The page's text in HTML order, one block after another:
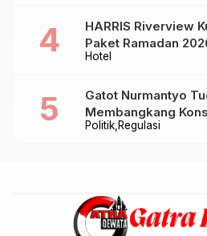
Hotel
HARRIS Riverview
Paket Ramadan
Takjil hingga
Politik Regulasi
Gatot Nurmantyo
Membangkang
Tegaskan Polri Tak